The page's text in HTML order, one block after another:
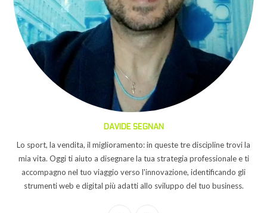
DAVIDE SEGNAN
Lo sport, la vendita, il miglioramento: in queste tre discipline trovi la
mia vita. Oggi ti aiuto a disegnare la tua strategia professionale e ti
accompagno nel tuo viaggio verso l'innovazione, identificando gli
strumenti web e digital più adatti allo sviluppo del tuo business.